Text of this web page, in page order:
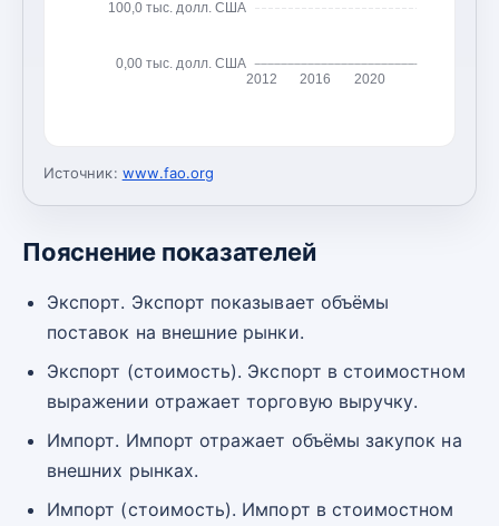
0,00 тыс. долл. США
100,0 тыс. долл. США
2012 2016 2020
Источник: www.fao.org
Пояснение показателей
Экспорт. Экспорт показывает объёмы
поставок на внешние рынки.
Экспорт (стоимость). Экспорт в стоимостном
выражении отражает торговую выручку.
Импорт. Импорт отражает объёмы закупок на
внешних рынках.
Импорт (стоимость). Импорт в стоимостном